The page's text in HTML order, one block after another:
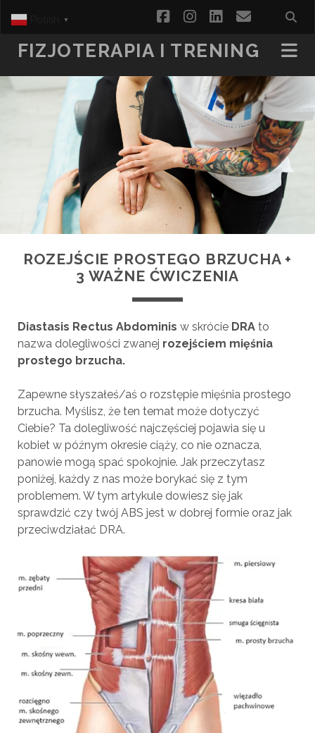
facebookinstagram
linkedinemail
FIZJOTERAPIA I TRENING
ROZEJŚCIE PROSTEGO BRZUCHA +
3 WAŻNE ĆWICZENIA
Diastasis Rectus Abdominis w skrócie DRAto
nazwa dolegliwości zwanej rozejściem mięśnia
prostego brzucha.
Zapewne słyszałeś/aś o rozstępie mięśnia prostego
brzucha. Myślisz, że ten temat może dotyczyć
Ciebie? Ta dolegliwość najczęściej pojawia się u
kobiet w późnym okresie ciąży, co nie oznacza,
panowie mogą spać spokojnie. Jak przeczytasz
poniżej, każdy z nas może borykać się z tym
problemem. W tym artykule dowiesz się jak
sprawdzić czy twój ABS jest w dobrej formie oraz jak
przeciwdziałać DRA.
▼